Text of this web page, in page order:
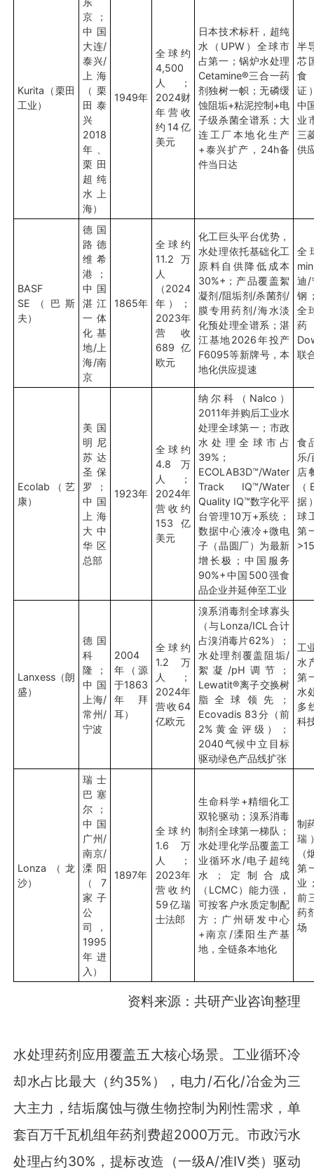
Kurita（栗田
工业）
京；
中国
大连/
泰兴/
上海
（栗
田泰
兴
2018
年、
栗田
超纯
水上
海）
1949年
全球约
4,500
人；
2024财
年营收
约14亿
美元
日本技术标杆，超纯
水（UPW）全球市
占第一；锅炉水处理
Cetamine®三合一药
剂独树一帜；无磷缓
蚀阻垢+粘泥控制+电
子级杀菌全谱系；大
连工厂本地化生产
+泰兴扩产，24h备
件当日达
半
芯
食
证
中
业
三
供
BASF
SE（巴斯
夫）
德国
路德
维希
港；
中国
湛江
一体
化基
地/上
海/南
京
1865年
全球约
11.2万
人
（2024
年）；
2023年
营收
689亿
欧元
化工巨头平台优势，
水处理依托基础化工
原料自供降低成本
30%+；产品覆盖絮
凝剂/阻垢剂/杀菌剂/
膜专用药剂/海水淡
化预处理全谱系；湛
江基地2026年投产
F6095等新牌号，本
地化供应提速
全
迪/
钢
全
联
Ecolab（艺
康）
美国
明尼
苏达
圣保
罗；
中国
上海
大中
华区
总部
1923年
全球约
4.8万
人；
2024年
营收约
153亿
美元
纳尔科（Nalco）
2011年并购后工业水
处理全球第一；市政
水处理全球市占
39%；
ECOLAB3D™/Water
Track IQ™/Water
Quality IQ™数字化平
台管理10万+系统；
数据中心液冷+微电
子（晶圆厂）为最新
增长极；中国服务
90%+中国500强食
品企业并延伸至工业
食
乐/
店
据
球
第
Lanxess（朗
盛）
德国
科
隆；
中国
上海/
常州/
宁波
2004
年（源
于1863
年拜
耳）
全球约
1.2万
人；
2024年
营收64
亿欧元
溴系消毒剂全球寡头
（与Lonza/ICL合计
占溴消毒片62%）；
水处理剂覆盖阻垢/
絮凝/pH调节；
Lewatit®离子交换树
脂全球领先；
Ecovadis 83分（前
2%黄金评级）；
2040气候中立目标
驱动绿色产品线扩张
工
水
第
水
多
科
Lonza（龙
沙）
瑞士
巴塞
尔；
中国
广州/
南京/
溧阳
（7
家子
公
司，
1995
年进
入）
1897年
全球约
1.6万
人；
2023年
营收约
59亿瑞
士法郎
生命科学+精细化工
双轮驱动；溴系消毒
制剂全球第一梯队；
水处理化学品覆盖工
业循环水/电子超纯
水；定制合成
（LCMC）能力强，
可按客户水质定制配
方；广州研发中心
+南京/溧阳生产基
地，全链条本地化
制
瑞
第
业
前
药
场
资料来源：共研产业咨询整理
水处理药剂应用覆盖五大核心场景。工业循环冷
却水占比最大（约35%），电力/石化/冶金为三
大主力，结垢腐蚀与微生物控制为刚性需求，单
套百万千瓦机组年药剂费超2000万元。市政污水
处理占约30%，提标改造（一级A/准IV类）驱动